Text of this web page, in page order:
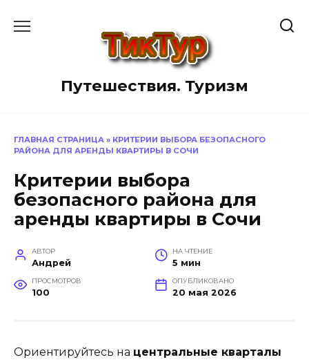
Путешествия. Туризм
ГЛАВНАЯ СТРАНИЦА » КРИТЕРИИ ВЫБОРА БЕЗОПАСНОГО
РАЙОНА ДЛЯ АРЕНДЫ КВАРТИРЫ В СОЧИ
Критерии выбора
безопасного района для
аренды квартиры в Сочи
АВТОР
Андрей
НА ЧТЕНИЕ
5 мин
ПРОСМОТРОВ
100
ОПУБЛИКОВАНО
20 мая 2026
Ориентируйтесь на центральные кварталы